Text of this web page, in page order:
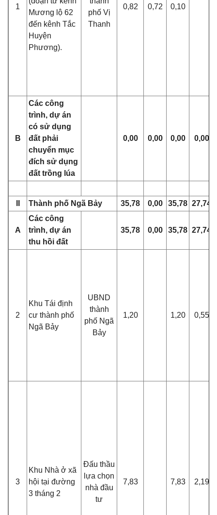
1
Mương lộ 62
đến kênh Tắc
Huyện
Phương).
phố Vị
Thanh
0,82 0,72 0,10
B
Các công
trình, dự án
có sử dụng
đất phải
chuyển mục
đích sử dụng
đất trồng lúa
0,00 0,00 0,00 0,00
Thành phố Ngã Bảy 35,78 0,00 35,78 27,74
A
Các công
trình, dự án
thu hồi đất
35,78 0,00 35,78 27,74
2
Khu Tái định
cư thành phố
Ngã Bảy
UBND
thành
phố Ngã
Bảy
1,20 1,20 0,55
3
Khu Nhà ở xã
hội tại đường
3 tháng 2
Đấu thầu
lựa chọn
nhà đầu
tư
7,83 7,83 2,19